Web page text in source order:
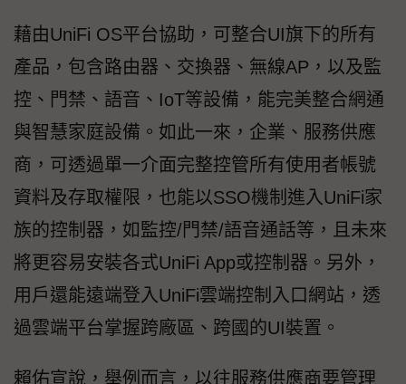
藉由UniFi OS平台協助，可整合UI旗下的所有
產品，包含路由器、交換器、無線AP，以及監
控、門禁、語音、IoT等設備，能完美整合網通
與智慧家庭設備。如此一來，企業、服務供應
商，可透過單一介面完整控管所有使用者帳號
資料及存取權限，也能以SSO機制進入UniFi家
族的控制器，如監控/門禁/語音通話等，且未來
將更容易安裝各式UniFi App或控制器。另外，
用戶還能遠端登入UniFi雲端控制入口網站，透
過雲端平台掌握跨廠區、跨國的UI裝置。
賴佑宣說，舉例而言，以往服務供應商要管理